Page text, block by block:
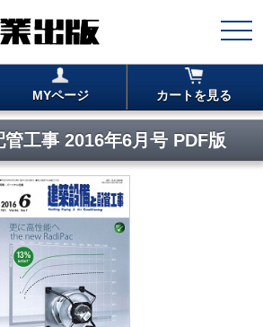
MYページ カートを見る
工事 2016年6月号 PDF版